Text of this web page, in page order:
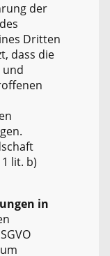
der
Dritten
dass die
und
lit. b)
in